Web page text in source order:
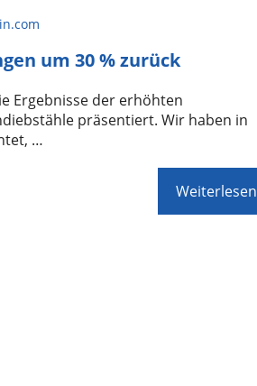
um 30 % zurück
Ergebnisse der erhöhten
präsentiert. Wir haben in
…
Weiterlesen